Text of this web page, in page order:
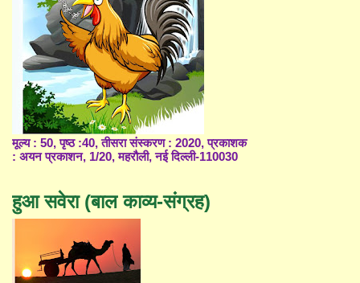
मूल्य : 50, पृष्ठ :40, तीसरा संस्करण : 2020, प्रकाशक
: अयन प्रकाशन, 1/20, महरौली, नई दिल्ली-110030
हुआ सवेरा (बाल काव्य-संग्रह)